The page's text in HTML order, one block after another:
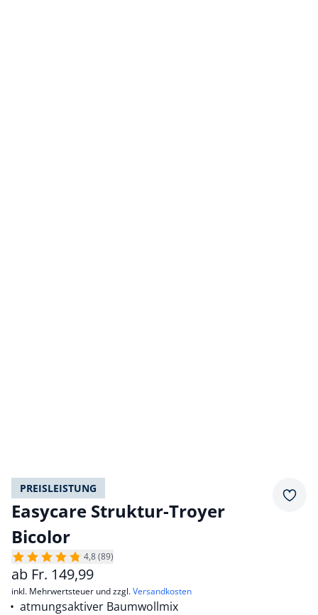
PREISLEISTUNG
Easycare Struktur-Troyer
Bicolor
4,8 (89)
ab Fr. 149,99
inkl. Mehrwertsteuer und zzgl.Versandkosten
atmungsaktiver Baumwollmix